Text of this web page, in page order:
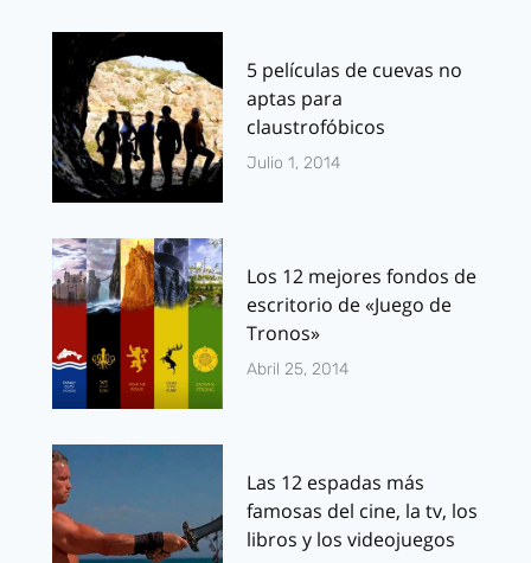
5 películas de cuevas no
aptas para
claustrofóbicos
Julio 1, 2014
Los 12 mejores fondos de
escritorio de «Juego de
Tronos»
Abril 25, 2014
Las 12 espadas más
famosas del cine, la tv, los
libros y los videojuegos